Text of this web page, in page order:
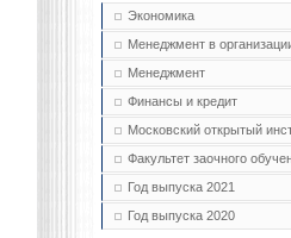
Экономика
Менеджмент в
Менеджмент
Финансы и кредит
Московский открытый
Факультет заочного
Год выпуска 2021
Год выпуска 2020